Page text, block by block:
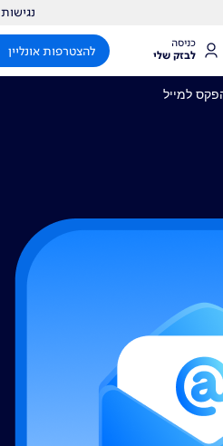
נגישות
כניסה
לבזק שלי להצטרפות אונליין